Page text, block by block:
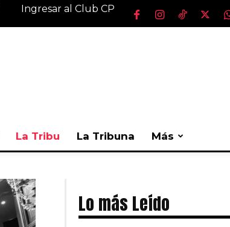
Ingresar al Club CP
La Tribu La Tribuna Más
Lo más Leído